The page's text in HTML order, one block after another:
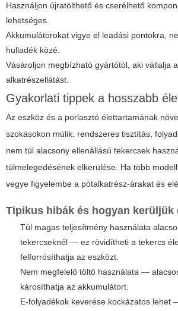
Használjon újratölthető és cserélhető
lehetséges.
Akkumulátorokat vigye el leadási pontokra,
hulladék közé.
Vásároljon megbízható gyártótól, aki vállalja
alkatrészellátást.
Gyakorlati tippek a hosszabb
Az eszköz és a porlasztó élettartamának
szokásokon múlik: rendszeres tisztítás,
nem túl alacsony ellenállású tekercsek
túlmelegedésének elkerülése. Ha több
vegye figyelembe a pótalkatrész-árakat és
Tipikus hibák és hogyan kerüljük
Túl magas teljesítmény használata
tekercseknél — ez rövidítheti a tekercs
felforrósíthatja az eszközt.
Nem megfelelő töltő használata —
károsíthatja az akkumulátort.
E-folyadékok keverése kockázatos lehet